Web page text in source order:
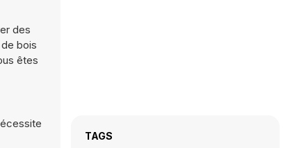
des
bois
êtes
TAGS